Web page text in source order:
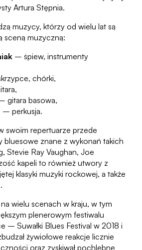
Artura Stępnia.
muzycy, którzy od wielu lat są
sceną muzyczną:
– śpiew, instrumenty
chórki,
gitara basowa,
– perkusja.
swoim repertuarze przede
bluesowe znane z wykonań takich
Stevie Ray Vaughan, Joe
kapeli to również utwory z
klasyki muzyki rockowej, a także
na wielu scenach w kraju, w tym
plenerowym festiwalu
– Suwałki Blues Festival w 2018 i
żywiołowe reakcje licznie
oraz zyskiwał pochlebne